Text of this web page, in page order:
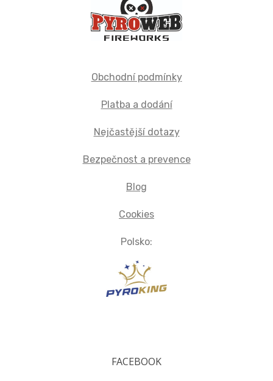
Obchodní podmínky
Platba a dodání
Nejčastější dotazy
Bezpečnost a prevence
Blog
Cookies
Polsko:
FACEBOOK